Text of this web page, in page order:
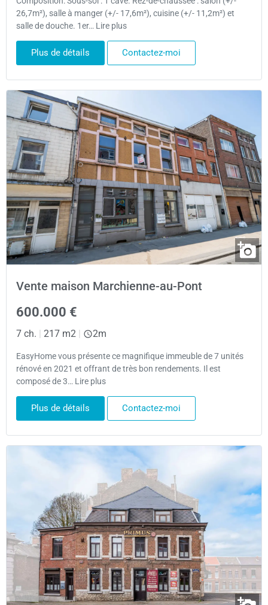
26,7m²), salle à manger (+/- 17,6m²), cuisine (+/- 11,2m²) et
salle de douche. 1er… Lire plus
Plus de détails Contactez-moi
Vente maison Marchienne-au-Pont
600.000 €
7 ch. 217 m2 2m
EasyHome vous présente ce magnifique immeuble de 7 unités
rénové en 2021 et offrant de très bon rendements. Il est
composé de 3… Lire plus
Plus de détails Contactez-moi